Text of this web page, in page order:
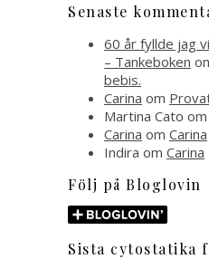
Senaste
60 år fyllde jag
– Tankeboken
bebis.
Carina om
Martina Cato om
Carina om Carina
Indira om Carina
Följ på Bloglovin
Sista cytostatika